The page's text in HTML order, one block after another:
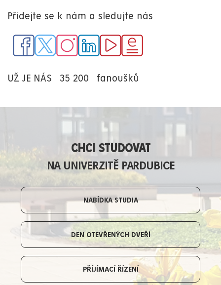
Přidejte se k nám a sledujte nás
UŽ JE NÁS 35 200 fanoušků
CHCI STUDOVAT
NA UNIVERZITĚ PARDUBICE
NABÍDKA STUDIA
DEN OTEVŘENÝCH DVEŘÍ
PŘÍJÍMACÍ ŘÍZENÍ